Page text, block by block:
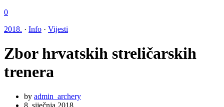
0
2018. · Info · Vijesti
Zbor hrvatskih streličarskih
trenera
by admin_archery
8. siječnja 2018